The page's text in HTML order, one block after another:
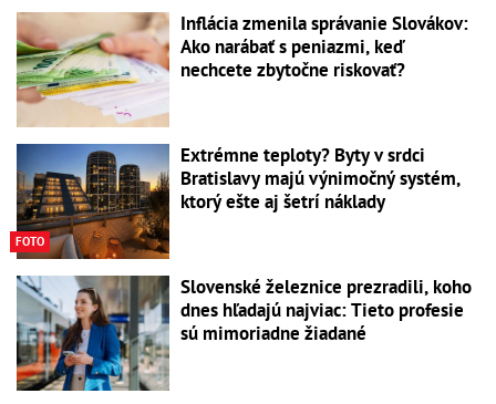
Inflácia zmenila správanie Slovákov:
Ako narábať s peniazmi, keď
nechcete zbytočne riskovať?
FOTO
Extrémne teploty? Byty v srdci
Bratislavy majú výnimočný systém,
ktorý ešte aj šetrí náklady
Slovenské železnice prezradili, koho
dnes hľadajú najviac: Tieto profesie
sú mimoriadne žiadané